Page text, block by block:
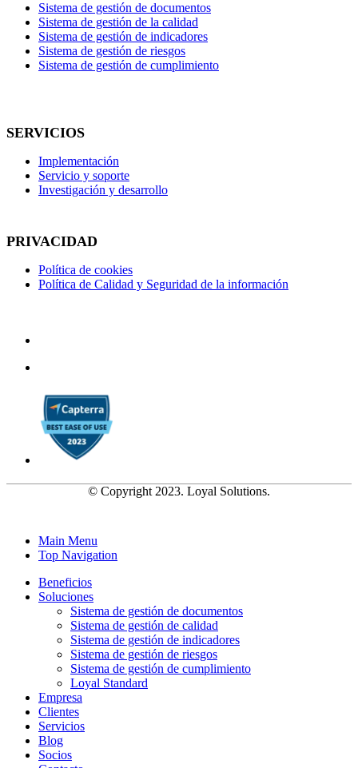
Sistema de gestión de documentos
Sistema de gestión de la calidad
Sistema de gestión de indicadores
Sistema de gestión de riesgos
Sistema de gestión de cumplimiento
SERVICIOS
Implementación
Servicio y soporte
Investigación y desarrollo
PRIVACIDAD
Política de cookies
Política de Calidad y Seguridad de la información
© Copyright 2023. Loyal Solutions.
Main Menu
Top Navigation
Beneficios
Soluciones
Sistema de gestión de documentos
Sistema de gestión de calidad
Sistema de gestión de indicadores
Sistema de gestión de riesgos
Sistema de gestión de cumplimiento
Loyal Standard
Empresa
Clientes
Servicios
Blog
Socios